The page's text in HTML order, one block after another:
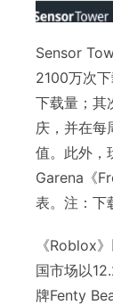
Sensor
2100万次
下载量；其
庆，并在每
值。此外，
Garena《
表。注：下
《Roblox
国市场以
牌Fenty